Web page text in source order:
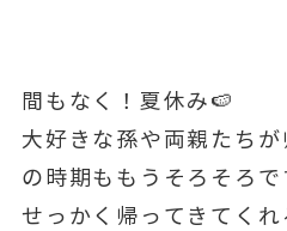
間もなく！夏休み🍉
大好きな孫や両親たち
の時期ももうそろそろで
せっかく帰ってきてく